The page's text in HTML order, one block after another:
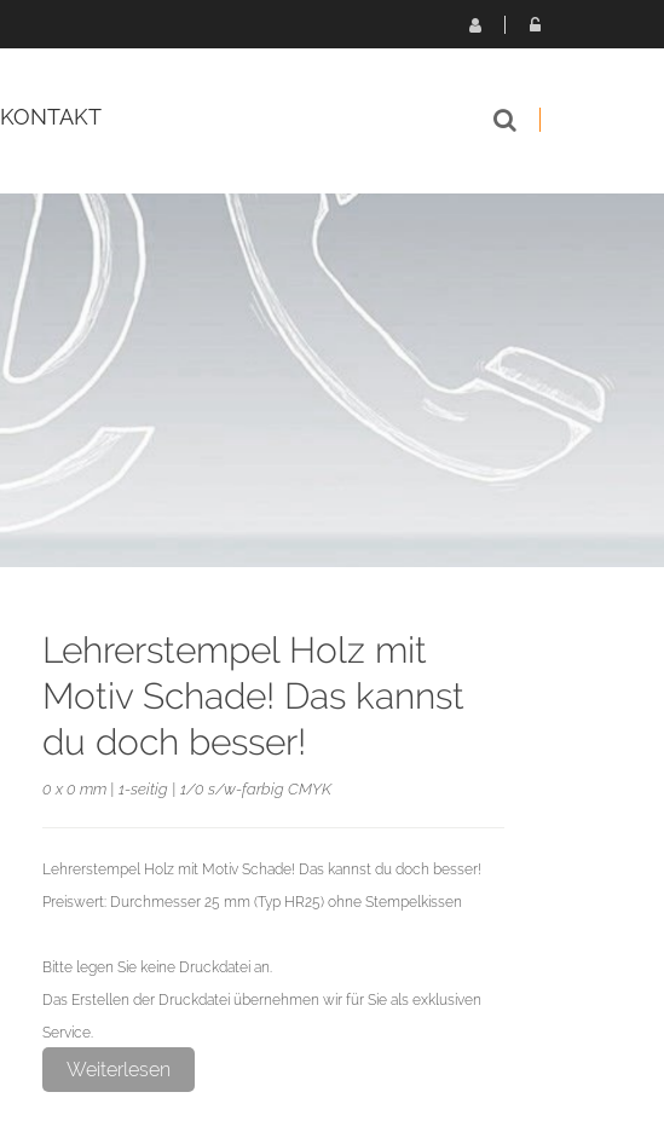
KONTAKT
Lehrerstempel Holz mit
Motiv Schade! Das kannst
du doch besser!
0 x 0 mm | 1-seitig | 1/0 s/w-farbig CMYK
Lehrerstempel Holz mit Motiv Schade! Das kannst du doch besser!
Preiswert: Durchmesser 25 mm (Typ HR25) ohne Stempelkissen
Bitte legen Sie keine Druckdatei an.
Das Erstellen der Druckdatei übernehmen wir für Sie als exklusiven
Service.
Weiterlesen